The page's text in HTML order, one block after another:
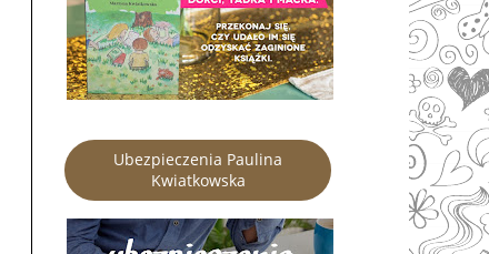
Ubezpieczenia Paulina
Kwiatkowska